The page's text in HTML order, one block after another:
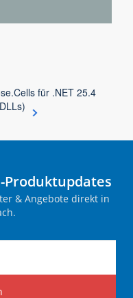
für .NET 25.4
Produktupdates
& Angebote direkt in